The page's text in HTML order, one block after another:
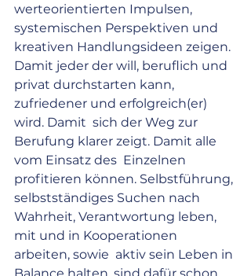
werteorientierten Impulsen,
systemischen Perspektiven und
kreativen Handlungsideen zeigen.
Damit jeder der will, beruflich und
privat durchstarten kann,
zufriedener und erfolgreich(er)
wird. Damit  sich der Weg zur
Berufung klarer zeigt. Damit alle
vom Einsatz des  Einzelnen
profitieren können. Selbstführung,
selbstständiges Suchen nach
Wahrheit, Verantwortung leben,
mit und in Kooperationen
arbeiten, sowie  aktiv sein Leben in
Balance halten, sind dafür schon